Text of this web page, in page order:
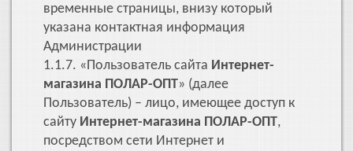
временные страницы, внизу который
указана контактная информация
Администрации
1.1.7. «Пользователь сайта Интернет-
магазина ПОЛАР-ОПТ» (далее
Пользователь) – лицо, имеющее доступ к
сайту Интернет-магазина ПОЛАР-ОПТ,
посредством сети Интернет и